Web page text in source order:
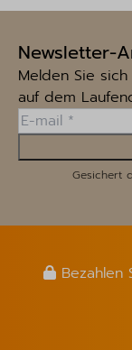
Newsletter-
Melden Sie
auf dem
Gesichert
Bezahlen